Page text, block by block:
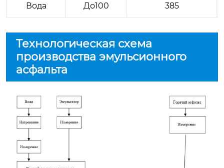
Вода До100 385
Технологическая схема
производства эмульсионного
асфальта